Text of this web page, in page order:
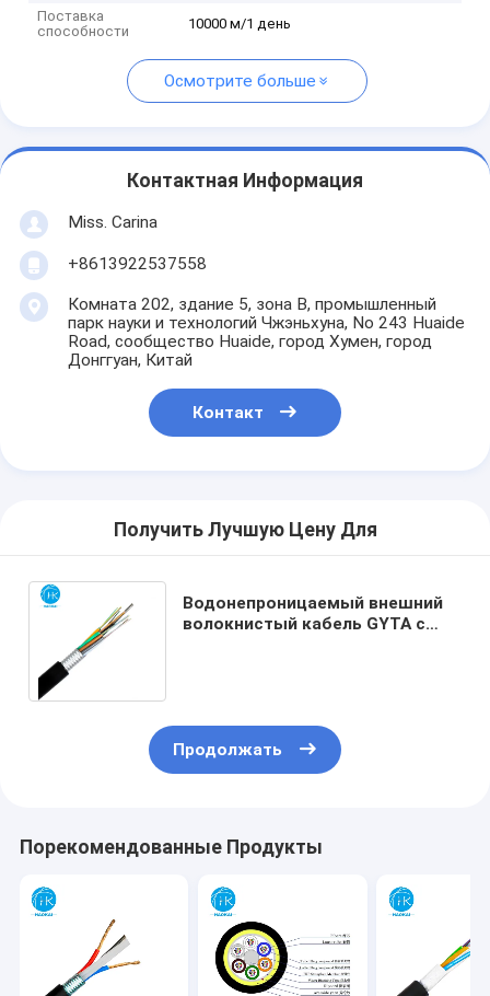
Поставка
способности
10000 м/1 день
Осмотрите больше
Контактная Информация
Miss. Carina
+8613922537558
Комната 202, здание 5, зона B, промышленный
парк науки и технологий Чжэньхуна, No 243 Huaide
Road, сообщество Huaide, город Хумен, город
Донггуан, Китай
Контакт
Получить Лучшую Цену Для
Водонепроницаемый внешний
волокнистый кабель GYTA с
Продолжать
Порекомендованные Продукты